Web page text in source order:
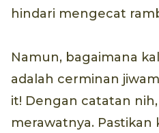
hindari mengecat
Namun, bagaimana
adalah cerminan
it! Dengan catatan
merawatnya.